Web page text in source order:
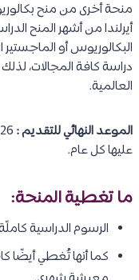
منحة أخرى من منح
أيرلندا من أشهر المنح
البكالوريوس أو
دراسة كافة المجالات،
العالمية.
الموعد النهائي للتقديم :
عليها كل عام.
ما تغطية المنحة:
الرسوم الدراسية كاملًة
كما أنها تُغطي أيضًا